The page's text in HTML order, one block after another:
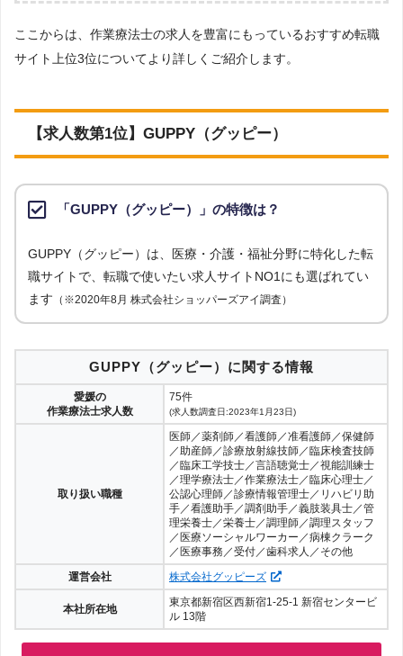
［解説3］転職エージェントも、複数の企業に同時応募できますが、転
イトでは自身で興味のある求人があればいくらでも自由に応募すること
ができます。
欲しいのか、企業の内情はどうなのかを理解しているため、より詳しい
［解説5］転職エージェントは、企業が欲しい人材と転職希望者が合致
している求人を紹介しているため、内定をもらいやすくなります。
株式会社アドバンスフロー
調査対象とした転職サイトについて
調査日
求人数ランキング上部または下部に記載
ここからは、作業療法士の求人を豊富にもっているおすすめ転職
サイト上位3位についてより詳しくご紹介します。
【求人数第1位】GUPPY（グッピー）
「GUPPY（グッピー）」の特徴は？
GUPPY（グッピー）は、医療・介護・福祉分野に特化した転
職サイトで、転職で使いたい求人サイトNO1にも選ばれてい
ます （※2020年8月 株式会社ショッパーズアイ調査）
GUPPY（グッピー）に関する情報
愛媛の
作業療法士求人数
75件
(求人数調査日:2023年1月23日)
取り扱い職種
医師／薬剤師／看護師／准看護師／保健師
／助産師／診療放射線技師／臨床検査技師
／臨床工学技士／言語聴覚士／視能訓練士
／理学療法士／作業療法士／臨床心理士／
公認心理師／診療情報管理士／リハビリ助
手／看護助手／調剤助手／義肢装具士／管
理栄養士／栄養士／調理師／調理スタッフ
／医療ソーシャルワーカー／病棟クラーク
／医療事務／受付／歯科求人／その他
運営会社
株式会社グッピーズ
本社所在地
東京都新宿区西新宿1-25-1 新宿センタービ
ル 13階